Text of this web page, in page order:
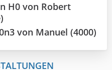
H0 von Robert
von Manuel (4000)